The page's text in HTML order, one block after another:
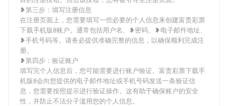
❥第三步：填写注册信息
在注册页面上，您需要填写一些必要的个人信息来创建富贵彩票
下载手机版8账户。通常包括用户名、❥密码、❥电子邮件地址、
❥手机号码等。请务必提供准确完整的信息，以确保顺利完成注
册。
❥第四步：验证账户
填写完个人信息后，您可能需要进行账户验证。富贵彩票下载手
机版8会向您提供的电子邮件地址或手机号码发送一条验证信
息，您需要按照提示进行验证操作。这有助于确保账户的安全
性，并防止不法分子滥用您的个人信息。